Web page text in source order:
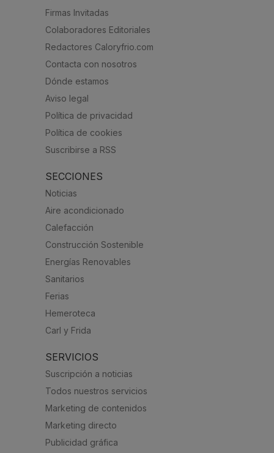
Firmas Invitadas
Colaboradores Editoriales
Redactores Caloryfrio.com
Contacta con nosotros
Dónde estamos
Aviso legal
Política de privacidad
Política de cookies
Suscribirse a RSS
SECCIONES
Noticias
Aire acondicionado
Calefacción
Construcción Sostenible
Energías Renovables
Sanitarios
Ferias
Hemeroteca
Carl y Frida
SERVICIOS
Suscripción a noticias
Todos nuestros servicios
Marketing de contenidos
Marketing directo
Publicidad gráfica